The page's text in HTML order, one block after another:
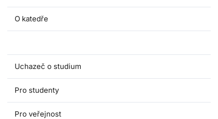
O katedře
Uchazeč o studium
Pro studenty
Pro veřejnost